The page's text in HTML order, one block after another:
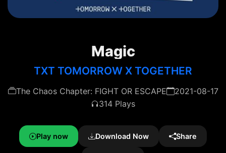
Magic
TXT TOMORROW X TOGETHER
The Chaos Chapter: FIGHT OR ESCAPE
2021-08-17
314 Plays
Play now Download Now Share